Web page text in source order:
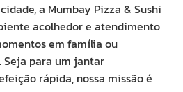
a Mumbay Pizza & Sushi
acolhedor e atendimento
em família ou
Seja para um jantar
rápida, nossa missão é